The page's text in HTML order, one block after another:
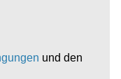
und den